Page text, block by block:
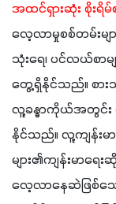
အထင်ရှားဆုံး စိုးရိမ်
လေ့လာမှုစစ်တမ်းမ
သုံးရေ၊ ပင်လယ်စ
တွေ့ရှိနိုင်သည်။ စာ
လူ့ခန္ဓာကိုယ်အတွင်း
နိုင်သည်။ လူ့ကျန်းမ
များ၏ကျန်းမာရ
လေ့လာနေဆဲဖြစ်